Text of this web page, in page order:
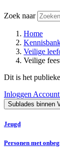
Zoek naar
Home
Veilige
Veilige
Dit is het
Inloggen
Jeugd
Personen met